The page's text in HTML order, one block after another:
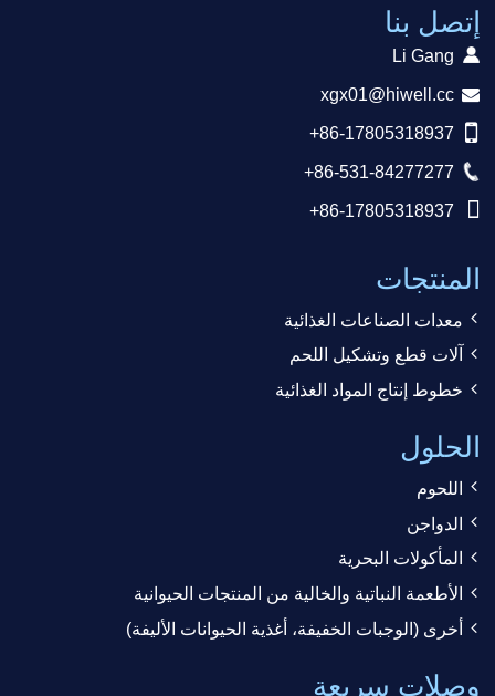
إتصل بنا
Li Gang
xgx01@hiwell.cc
+86-17805318937
+86-531-84277277
+86-17805318937
المنتجات
معدات الصناعات الغذائية
آلات قطع وتشكيل اللحم
خطوط إنتاج المواد الغذائية
الحلول
اللحوم
الدواجن
المأكولات البحرية
الأطعمة النباتية والخالية من المنتجات الحيوانية
أخرى (الوجبات الخفيفة، أغذية الحيوانات الأليفة)
وصلات سريعة